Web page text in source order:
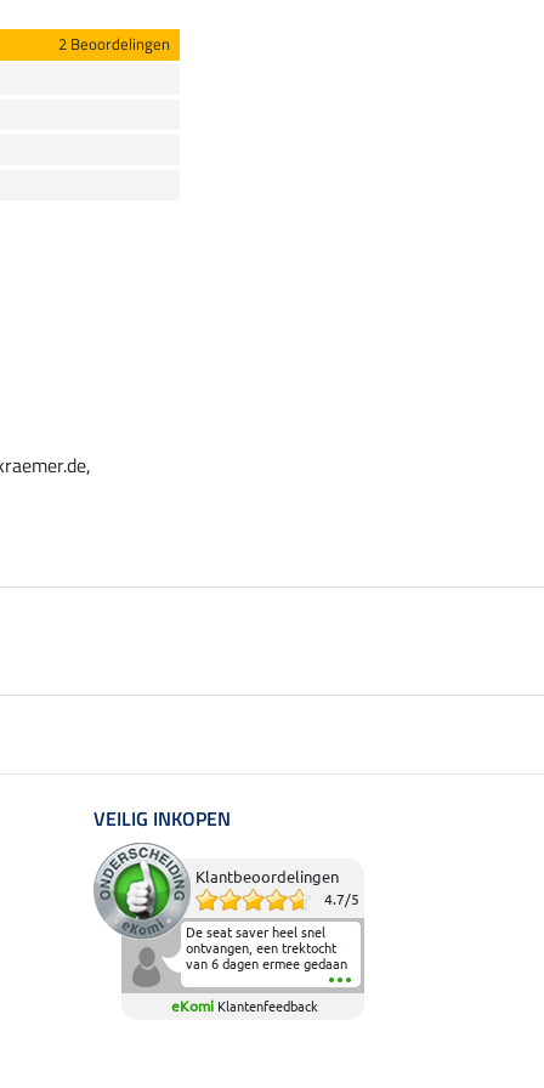
2 Beoordelingen
VEILIG INKOPEN
Klantbeoordelingen
4.7/5
De seat saver heel snel
ontvangen, een trektocht
van 6 dagen ermee gedaan
en deze heeft de beproeving
fantastisch doorstaan.
Heerlijk zacht om op te
eKomi Klantenfeedback